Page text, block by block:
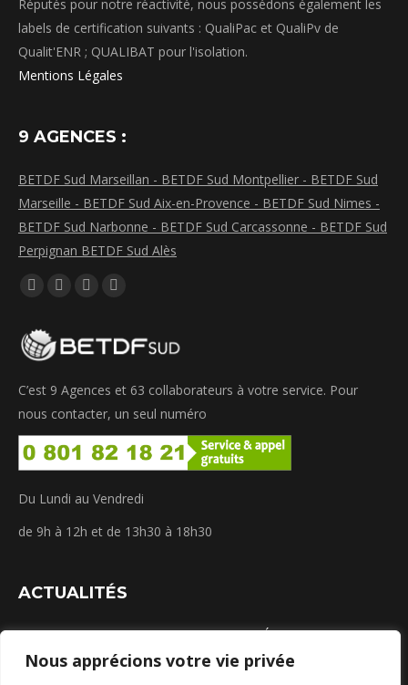
Nous apprécions votre vie privée
Réputés pour notre réactivité, nous possédons également les
labels de certification suivants : QualiPac et QualiPv de
Qualit'ENR ; QUALIBAT pour l'isolation.
Mentions Légales
9 AGENCES :
BETDF Sud Marseillan - BETDF Sud Montpellier - BETDF Sud
Marseille - BETDF Sud Aix-en-Provence - BETDF Sud Nimes -
BETDF Sud Narbonne - BETDF Sud Carcassonne - BETDF Sud
Perpignan BETDF Sud Alès
Trouvez nous sur :
La
Facebook
s'ouvre
dans
une
nouvelle
fenêtre
La
LinkedIn
dans
une
nouvelle
fenêtre
La
Instagram
dans
une
nouvelle
fenêtre
La
WhatsApp
dans
une
nouvelle
fenêtre
C’est 9 Agences et 63 collaborateurs à votre service. Pour
nous contacter, un seul numéro
Du Lundi au Vendredi
de 9h à 12h et de 13h30 à 18h30
ACTUALITÉS
GUIDE PRATIQUE : Solaire & Rénovation Énergétique
juillet 22, 2026